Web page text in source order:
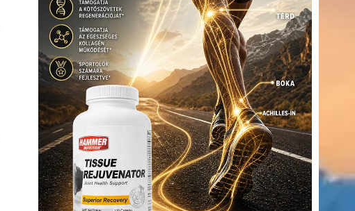
Video (247)világbajnokság(162) Világkupa(129)vitorlázás
(222)
vívás(174)vízilabda(197) Érdi Mária(130)életmód
(416)úszás(361)
Hirdetés